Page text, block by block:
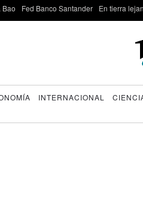
Bao Fed Banco Santander En tierra
INTERNACIONAL